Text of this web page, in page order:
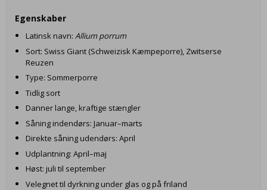
Egenskaber
Latinsk navn: Allium porrum
Sort: Swiss Giant (Schweizisk Kæmpeporre), Zwitserse
Reuzen
Type: Sommerporre
Tidlig sort
Danner lange, kraftige stængler
Såning indendørs: Januar–marts
Direkte såning udendørs: April
Udplantning: April–maj
Høst: juli til september
Velegnet til dyrkning under glas og på friland